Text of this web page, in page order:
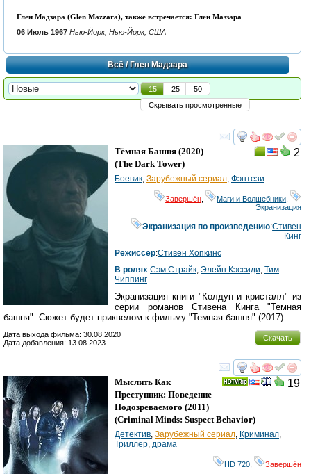
Глен Мадзара (Glen Mazzara), также встречается: Глен Маззара
06 Июль 1967 Нью-Йорк, Нью-Йорк, США
Всё/ Глен Мадзара
15 25
50
Скрывать просмотренные
смотреть
2
Тёмная Башня (2020)
(The Dark Tower)
Боевик Зарубежный сериал Фэнтези
Завершён Маги и Волшебники
Экранизация
Экранизация по произведению:Стивен
Кинг
Режиссер:Стивен Хопкинс
В ролях:Сэм Страйк Элейн Кэссиди Тим
Чиппинг
Экранизация книги "Колдун и кристалл" из
серии романов Стивена Кинга "Темная
башня". Сюжет будет приквелом к фильму "Темная башня" (2017).
Скачать
Дата выхода фильма: 30.08.2020
Дата добавления: 13.08.2023
смотреть
19
Мыслить Как
Преступник: Поведение
Подозреваемого (2011)
(Criminal Minds: Suspect Behavior)
Детектив Зарубежный сериал Криминал
Триллер драма
HD 720 Завершён